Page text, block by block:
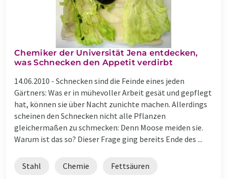
Chemiker der Universität Jena entdecken,
was Schnecken den Appetit verdirbt
14.06.2010 - Schnecken sind die Feinde eines jeden
Gärtners: Was er in mühevoller Arbeit gesät und gepflegt
hat, können sie über Nacht zunichte machen. Allerdings
scheinen den Schnecken nicht alle Pflanzen
gleichermaßen zu schmecken: Denn Moose meiden sie.
Warum ist das so? Dieser Frage ging bereits Ende des ...
Stahl Chemie Fettsäuren